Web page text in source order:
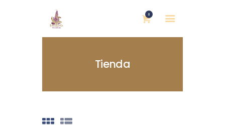
0
Tienda
INICIO